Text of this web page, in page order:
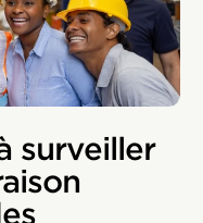
surveiller